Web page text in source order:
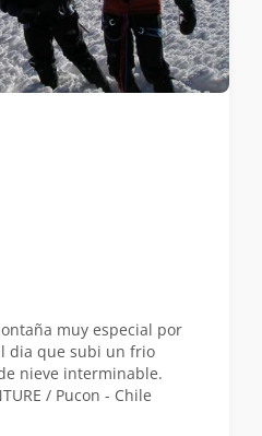
muy especial por
dia que subi un frio
nieve interminable.
/ Pucon - Chile